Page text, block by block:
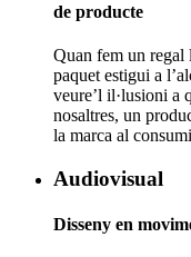
de producte
Quan fem un regal
paquet estigui a
veure’l il·lusioni a
nosaltres, un
la marca al
Audiovisual
Disseny en